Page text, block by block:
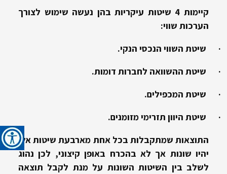
קיימות 4 שיטות עיקריות בהן נעשה שימוש לצורך
הערכות שווי:
· שיטת השווי הנכסי הנקי.
· שיטת ההשוואה לחברות דומות.
· שיטת המכפילים.
· שיטת היוון תזרימי מזומנים.
התוצאות שמתקבלות בכל אחת מארבעת שיטות אלו
יהיו שונות אך לא בהכרח באופן קיצוני, לכן נהוג
לשלב בין השיטות השונות על מנת לקבל תוצאה